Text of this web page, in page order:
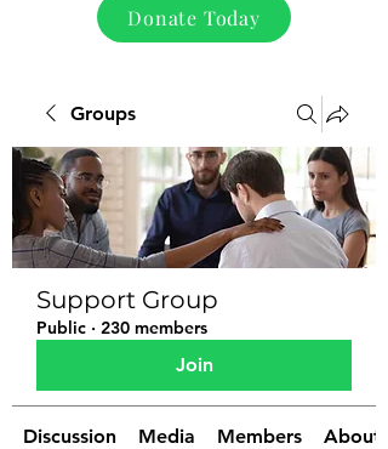
Donate Today
Groups
Support Group
Public · 230 members
Join
Discussion Media Members About